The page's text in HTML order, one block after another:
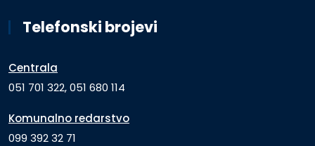
Telefonski brojevi
Centrala
051 701 322, 051 680 114
Komunalno redarstvo
099 392 32 71